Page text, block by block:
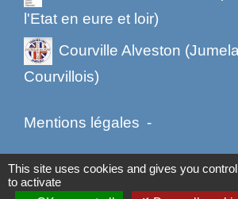
l'Etat en eure et loir)
Courville Alveston
Courvillois)
Mentions légales -
Politique de confidentialité -
This site uses cookies and gives you
to activate